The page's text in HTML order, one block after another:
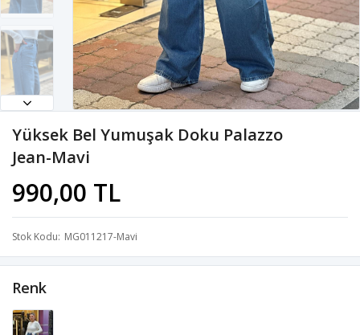
Yüksek Bel Yumuşak Doku Palazzo
Jean-Mavi
990,00 TL
Stok Kodu MG011217-Mavi
Renk